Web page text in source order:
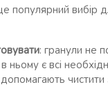
популярний вибір
: гранули не
в ньому є всі
чистити